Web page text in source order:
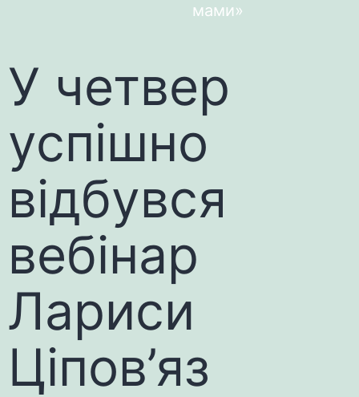
мами»
У четвер
успішно
відбувся
вебінар
Лариси
Ціпов’яз